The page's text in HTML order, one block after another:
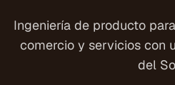
Ingeniería de producto
comercio y servicios con
del